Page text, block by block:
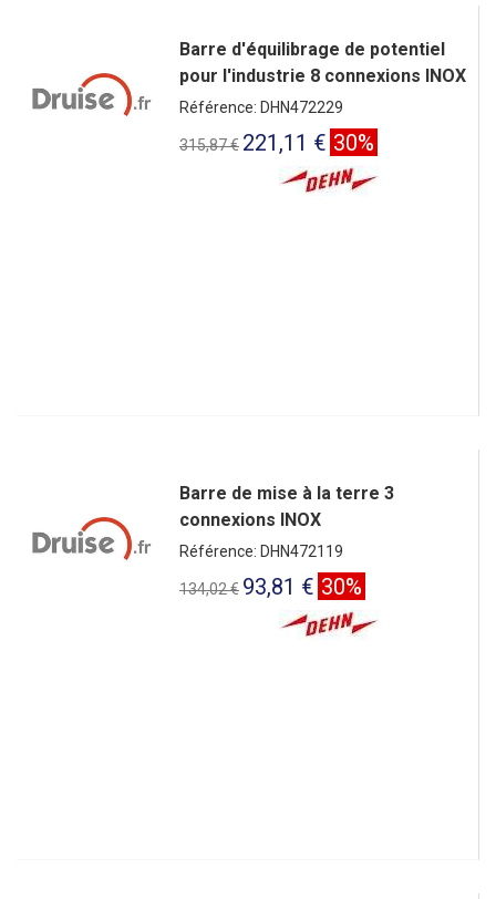
Barre d'équilibrage de potentiel
pour l'industrie 8 connexions INOX
Référence: DHN472229
315,87 € 221,11 € 30%
Barre de mise à la terre 3
connexions INOX
Référence: DHN472119
134,02 € 93,81 € 30%